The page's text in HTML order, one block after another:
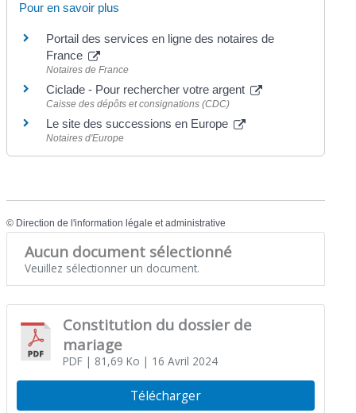
Pour en savoir plus
Portail des services en ligne des notaires de
France
Notaires de France
Ciclade - Pour rechercher votre argent
Caisse des dépôts et consignations (CDC)
Le site des successions en Europe
Notaires d'Europe
© Direction de l'information légale et administrative
Aucun document sélectionné
Veuillez sélectionner un document.
Constitution du dossier de
mariage
PDF| 81,69 Ko | 16 Avril 2024
Télécharger